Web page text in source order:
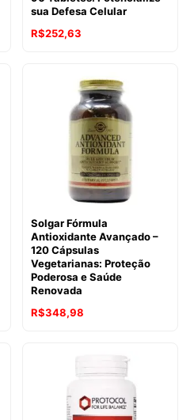
sua Defesa Celular
R$252,63
Solgar Fórmula
Antioxidante Avançado –
120 Cápsulas
Vegetarianas: Proteção
Poderosa e Saúde
Renovada
R$348,98